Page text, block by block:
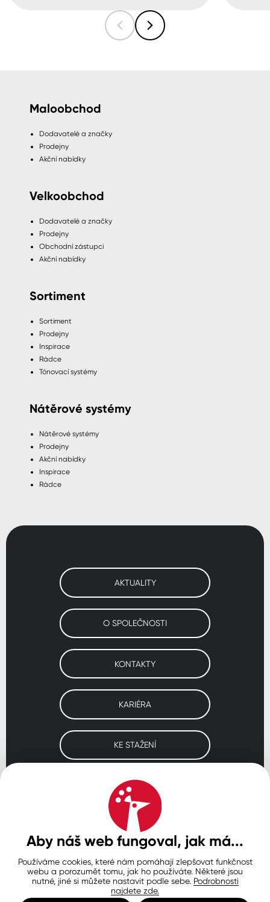
Maloobchod
Dodavatelé a značky
Prodejny
Akční nabídky
Velkoobchod
Dodavatelé a značky
Prodejny
Obchodní zástupci
Akční nabídky
Sortiment
Sortiment
Prodejny
Inspirace
Rádce
Tónovací systémy
Nátěrové systémy
Nátěrové systémy
Prodejny
Akční nabídky
Inspirace
Rádce
AKTUALITY
O SPOLEČNOSTI
KONTAKTY
KARIÉRA
KE STAŽENÍ
Navštivte naše pobočky
SLOVENSKO POLSKO
Ochrana osobních údajů
Zásady používání souborů cookie
Nastavení cookies
© Copyright 2026 COLORLAK
Aby náš web fungoval, jak má...
Používáme cookies, které nám pomáhají zlepšovat funkčnost
webu a porozumět tomu, jak ho používáte. Některé jsou
nutné, jiné si můžete nastavit podle sebe. Podrobnosti
najdete zde.